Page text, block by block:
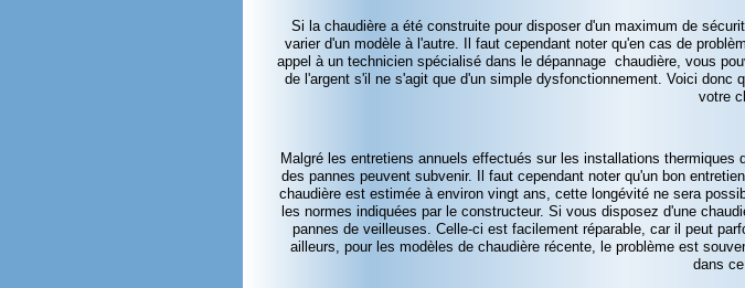
Si la chaudière a été construite pour disposer d'un maximum de
varier d'un modèle à l'autre. Il faut cependant noter qu'en cas de
appel à un technicien spécialisé dans le dépannage chaudière, vous
de l'argent s'il ne s'agit que d'un simple dysfonctionnement. Voici
votre
Malgré les entretiens annuels effectués sur les installations
des pannes peuvent subvenir. Il faut cependant noter qu'un bon
chaudière est estimée à environ vingt ans, cette longévité ne sera
les normes indiquées par le constructeur. Si vous disposez d'une
pannes de veilleuses. Celle-ci est facilement réparable, car il peut
ailleurs, pour les modèles de chaudière récente, le problème est
dans